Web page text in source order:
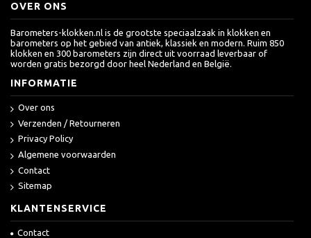
OVER ONS
Barometers-klokken.nl is de grootste speciaalzaak in klokken en
barometers op het gebied van antiek, klassiek en modern. Ruim 850
klokken en 300 barometers zijn direct uit voorraad leverbaar of
worden gratis bezorgd door heel Nederland en België.
INFORMATIE
Over ons
Verzenden / Retourneren
Privacy Policy
Algemene voorwaarden
Contact
Sitemap
KLANTENSERVICE
Contact